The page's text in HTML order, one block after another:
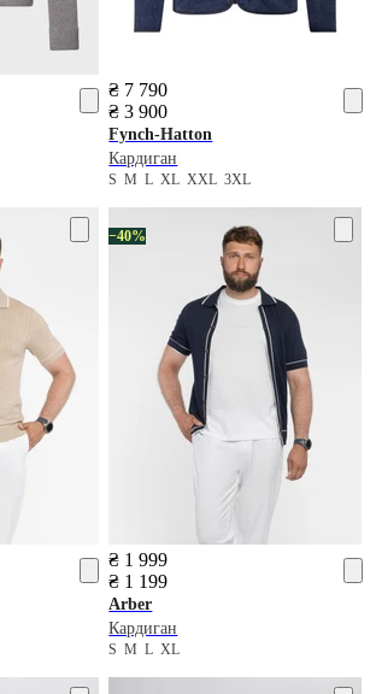
₴ 7 790
₴ 3 900
Fynch-Hatton
Кардиган
SMLXLXXL3XL
−40%
₴ 1 999
₴ 1 199
Arber
Кардиган
SMLXL